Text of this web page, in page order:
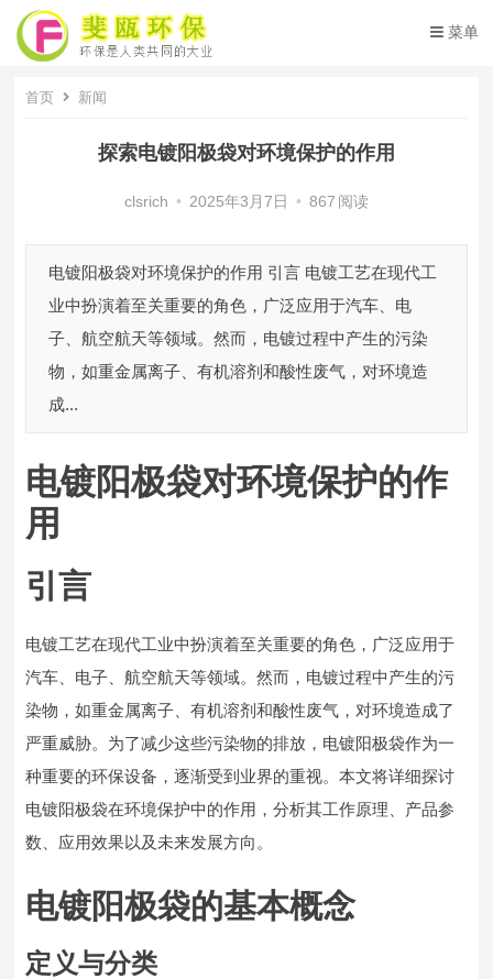
菜单
首页 新闻
探索电镀阳极袋对环境保护的作用
clsrich • 2025年3月7日 • 867 阅读
电镀阳极袋对环境保护的作用 引言 电镀工艺在现代工
业中扮演着至关重要的角色，广泛应用于汽车、电
子、航空航天等领域。然而，电镀过程中产生的污染
物，如重金属离子、有机溶剂和酸性废气，对环境造
成...
电镀阳极袋对环境保护的作
用
引言
电镀工艺在现代工业中扮演着至关重要的角色，广泛应用于
汽车、电子、航空航天等领域。然而，电镀过程中产生的污
染物，如重金属离子、有机溶剂和酸性废气，对环境造成了
严重威胁。为了减少这些污染物的排放，电镀阳极袋作为一
种重要的环保设备，逐渐受到业界的重视。本文将详细探讨
电镀阳极袋在环境保护中的作用，分析其工作原理、产品参
数、应用效果以及未来发展方向。
电镀阳极袋的基本概念
定义与分类